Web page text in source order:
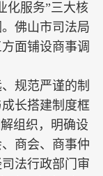
化服务”三大核
佛山市司法局
面铺设商事调
规范严谨的制
长搭建制度框
组织，明确设
商会、商事仲
法行政部门审